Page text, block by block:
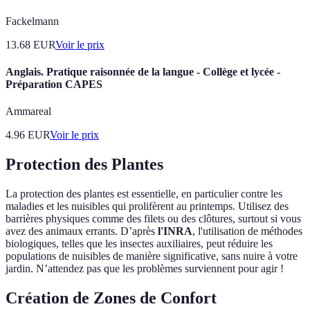
Fackelmann
13.68 EURVoir le prix
Anglais. Pratique raisonnée de la langue - Collège et lycée -
Préparation CAPES
Ammareal
4.96 EURVoir le prix
Protection des Plantes
La protection des plantes est essentielle, en particulier contre les
maladies et les nuisibles qui prolifèrent au printemps. Utilisez des
barrières physiques comme des filets ou des clôtures, surtout si vous
avez des animaux errants. D’après l'INRA, l'utilisation de méthodes
biologiques, telles que les insectes auxiliaires, peut réduire les
populations de nuisibles de manière significative, sans nuire à votre
jardin. N’attendez pas que les problèmes surviennent pour agir !
Création de Zones de Confort